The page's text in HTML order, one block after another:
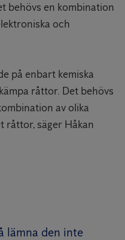
behövs en kombination
och
på enbart kemiska
råttor. Det behövs
av olika
råttor, säger Håkan
lämna den inte